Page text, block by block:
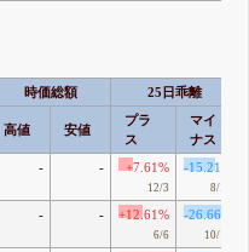
時価総額 25日乖離
高値 安値
プラ
ス
マイ
ナス
- - +7.61%
12/3
-15.21%
8/17
- - +12.61%
6/6
-26.66%
10/10